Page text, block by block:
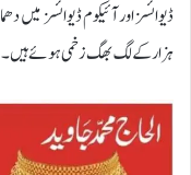
ہزار کے لگ بھگ زخمی ہوئے ہیں۔